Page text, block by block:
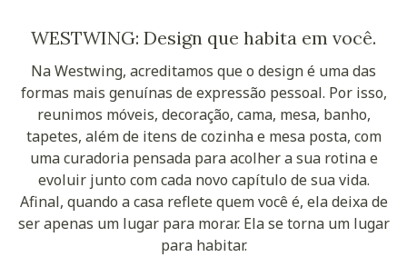
WESTWING: Design que habita em você.
Na Westwing, acreditamos que o design é uma das
formas mais genuínas de expressão pessoal. Por isso,
reunimos móveis, decoração, cama, mesa, banho,
tapetes, além de itens de cozinha e mesa posta, com
uma curadoria pensada para acolher a sua rotina e
evoluir junto com cada novo capítulo de sua vida.
Afinal, quando a casa reflete quem você é, ela deixa de
ser apenas um lugar para morar. Ela se torna um lugar
para habitar.